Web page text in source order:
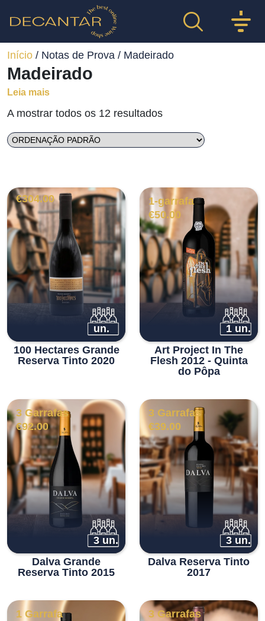
Início / Notas de Prova / Madeirado
Madeirado
Leia mais
A mostrar todos os 12 resultados
€304.00
un.
100 Hectares Grande
Reserva Tinto 2020
1-garrafa
€50.00
1 un.
Art Project In The
Flesh 2012 - Quinta
do Pôpa
3 Garrafas
€92.00
3 un.
Dalva Grande
Reserva Tinto 2015
3 Garrafas
€39.00
3 un.
Dalva Reserva Tinto
2017
1 Garrafa
3 Garrafas